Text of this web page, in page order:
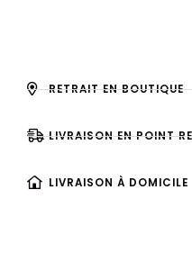
RETRAIT EN BOUTIQUE
LIVRAISON EN POINT
LIVRAISON À DOMICILE